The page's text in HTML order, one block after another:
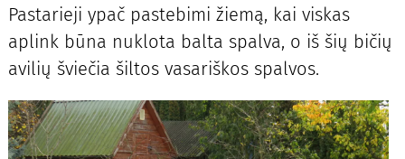
Pastarieji ypač pastebimi žiemą, kai viskas
aplink būna nuklota balta spalva, o iš šių bičių
avilių šviečia šiltos vasariškos spalvos.